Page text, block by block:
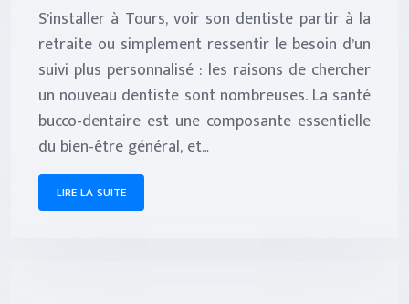
S’installer à Tours, voir son dentiste partir à la
retraite ou simplement ressentir le besoin d’un
suivi plus personnalisé : les raisons de chercher
un nouveau dentiste sont nombreuses. La santé
bucco-dentaire est une composante essentielle
du bien-être général, et…
LIRE LA SUITE